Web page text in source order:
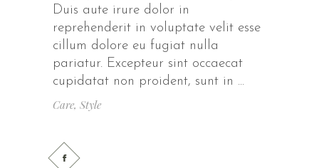
Duis aute irure dolor in
reprehenderit in voluptate velit esse
cillum dolore eu fugiat nulla
pariatur. Excepteur sint occaecat
cupidatat non proident, sunt in
Care, Style